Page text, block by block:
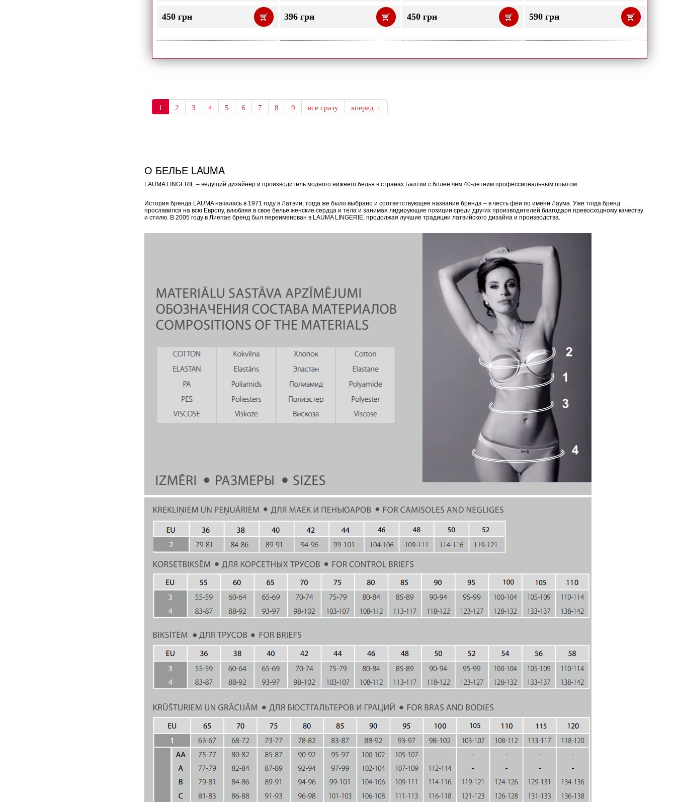
450 грн 396 грн 450 грн 590 грн
1 2 3 4 5 6 7 8 9 все сразу вперед→
О БЕЛЬЕ LAUMA
LAUMA LINGERIE – ведущий дизайнер и производитель модного нижнего белья в странах Балтии с более чем 40-летним профессиональным опытом.
История бренда LAUMA началась в 1971 году в Латвии, тогда же было выбрано и соответствующее название бренда – в честь феи по имени Лаума. Уже тогда бренд
прославился на всю Европу, влюбляя в свое белье женские сердца и тела и занимая лидирующие позиции среди других производителей благодаря превосходному качеству
и стилю. В 2005 году в Лиепае бренд был переименован в LAUMA LINGERIE, продолжая лучшие традиции латвийского дизайна и производства.